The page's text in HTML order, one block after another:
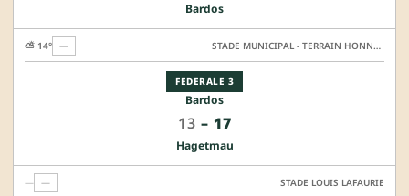
Bardos
FEDERALE 3
Bardos
13 – 17
Hagetmau
⛅ 14° — STADE MUNICIPAL - TERRAIN HONNEUR
— — STADE LOUIS LAFAURIE